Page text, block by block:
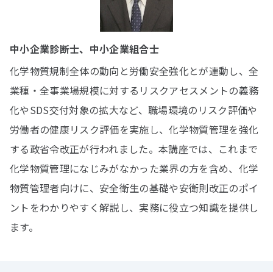
中小企業診断士、中小企業組合士
化学物質規制全体の動向と労働安全強化とが連動し、全
業種・全事業場規模に対するリスクアセスメントの義務
化やSDS交付対象の拡大など、職場環境のリスク評価や
労働者の健康リスク評価を実施し、化学物質管理を強化
する政省令改正が行われました。本講座では、これまで
化学物質管理になじみがなかった業界の方を含め、化学
物質管理者向けに、安全衛生の基礎や安衛則改正のポイ
ントをわかりやすく解説し、実務に役立つ知識を提供し
ます。